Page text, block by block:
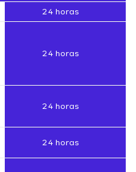
24 horas
24 horas
24 horas
24 horas